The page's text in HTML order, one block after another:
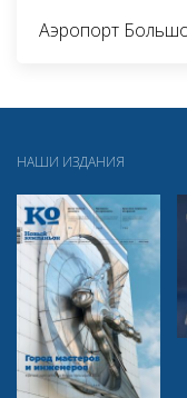
Аэропорт
НАШИ ИЗДАНИЯ